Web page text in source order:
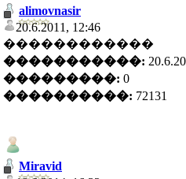
alimovnasir
20.6.2011, 12:46
������������
�����������:
���������: 0
����������: 72131
Miravid